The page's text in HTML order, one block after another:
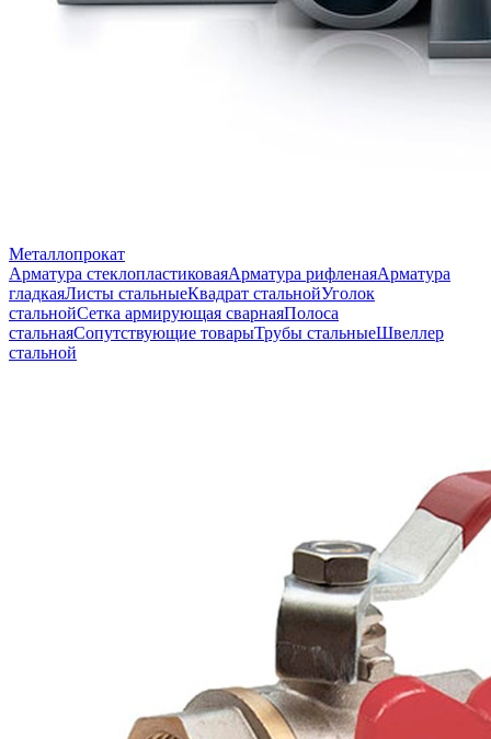
Металлопрокат
Арматура стеклопластиковаяАрматура рифленаяАрматура
гладкаяЛисты стальныеКвадрат стальнойУголок
стальнойСетка армирующая сварнаяПолоса
стальнаяСопутствующие товарыТрубы стальныеШвеллер
стальной